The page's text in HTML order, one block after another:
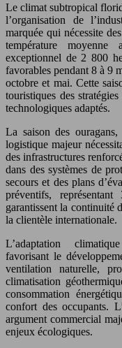
Le climat subtropical
l’organisation de
marquée qui nécessite
température moyenne
exceptionnel de 2 800
favorables pendant 8 à 9
octobre et mai. Cette
touristiques des
technologiques adaptés.
La saison des
logistique majeur
des infrastructures
dans des systèmes de
secours et des plans
préventifs,
garantissent la continuité
la clientèle internationale.
L’adaptation
favorisant le
ventilation naturelle,
climatisation
consommation
confort des occupants.
argument commercial
enjeux écologiques.